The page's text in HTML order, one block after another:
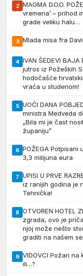
2 MAGMA D.O.O.
vremena’ – prihod
grade veliku halu…
3 Mlada misa fra
4 IVAN ŠEDEVI
jutros iz Požeških
hodočašće
vraća u studenom!
5 UOČI DANA
ministra Medveda
„Bila mi je čast
županiju”
6 POŽEGA
3,3 milijuna eura
7 UPISI U PRVE
iz ranijih godina je
Tehnička!
8 OTVOREN HOTEL
zgrada, ovo je
njoj može nešto
graditi na našem
9 VIDOVCI Požari
ili…?